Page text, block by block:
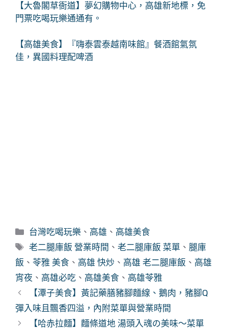
【大魯閣草衙道】夢幻購物中心，高雄新地標，免
門票吃喝玩樂通通有。
【高雄美食】『嗨泰雲泰越南味館』餐酒館氣氛
佳，異國料理配啤酒
分
類
台灣吃喝玩樂 、 高雄 、 高雄美食
標
籤
老二腿庫飯 營業時間 、老二腿庫飯 菜單 、腿庫
飯 、 苓雅 美食 、 高雄 快炒 、 高雄 老二腿庫飯 、 高雄
宵夜 、 高雄必吃 、 高雄美食 、 高雄苓雅
【潭子美食】黃記藥膳豬腳麵線、鵝肉，豬腳Q
彈入味且飄香四溢，內附菜單與營業時間
【哈赤拉麵】麵條道地 湯頭入魂の美味～菜單